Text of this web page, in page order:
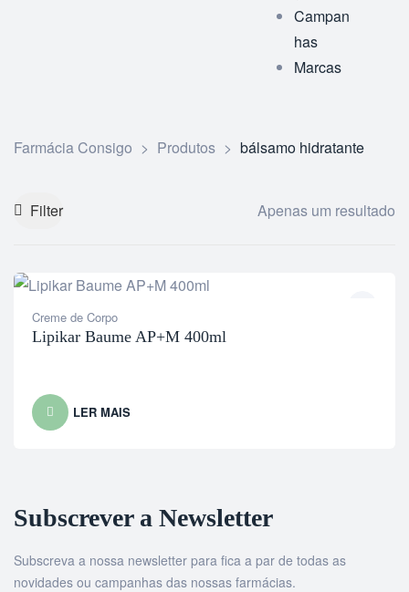
Campan
has
Marcas
Farmácia Consigo > Produtos > bálsamo hidratante
Filter Apenas um resultado
Creme de Corpo
Lipikar Baume AP+M 400ml
LER MAIS
Subscrever a Newsletter
Subscreva a nossa newsletter para fica a par de todas as
novidades ou campanhas das nossas farmácias.